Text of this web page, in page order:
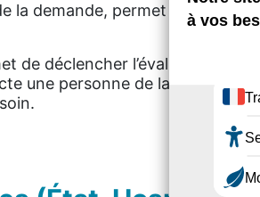
la demande, permet de
déclencher l’évaluation du
une personne de la MDPH en